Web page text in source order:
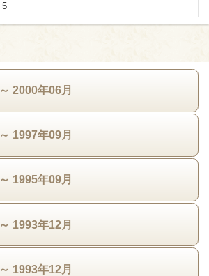
5
2000年06月
1997年09月
1995年09月
1993年12月
1993年12月